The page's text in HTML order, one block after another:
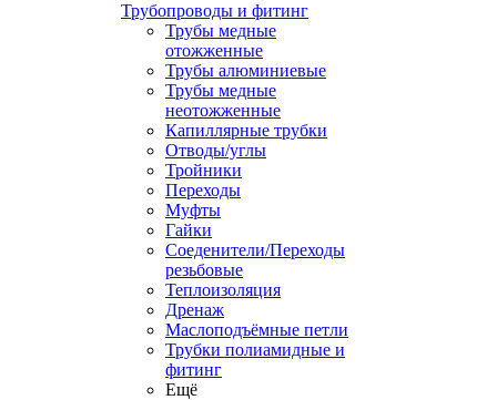
Трубопроводы и фитинг
Трубы медные
отожженные
Трубы алюминиевые
Трубы медные
неотожженные
Капиллярные трубки
Отводы/углы
Тройники
Переходы
Муфты
Гайки
Соеденители/Переходы
резьбовые
Теплоизоляция
Дренаж
Маслоподъёмные петли
Трубки полиамидные и
фитинг
Ещё